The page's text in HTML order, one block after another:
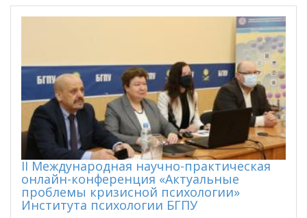
II Международная научно-практическая
онлайн-конференция «Актуальные
проблемы кризисной психологии»
Института психологии БГПУ